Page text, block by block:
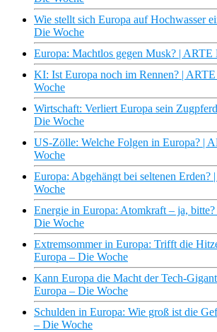
Wie stellt sich Europa auf Hochwasser
Die Woche
Europa: Machtlos gegen Musk? | ARTE
KI: Ist Europa noch im Rennen? |
Woche
Wirtschaft: Verliert Europa sein
Die Woche
US-Zölle: Welche Folgen in Europa? |
Woche
Europa: Abgehängt bei seltenen
Woche
Energie in Europa: Atomkraft – ja,
Die Woche
Extremsommer in Europa: Trifft die
Europa – Die Woche
Kann Europa die Macht der Tech-
Europa – Die Woche
Schulden in Europa: Wie groß ist die
– Die Woche